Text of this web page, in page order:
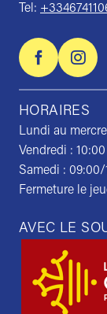
Tel:
HORAIRES
Lundi au
Vendredi : 10:00
Samedi :
Fermeture le
AVEC LE